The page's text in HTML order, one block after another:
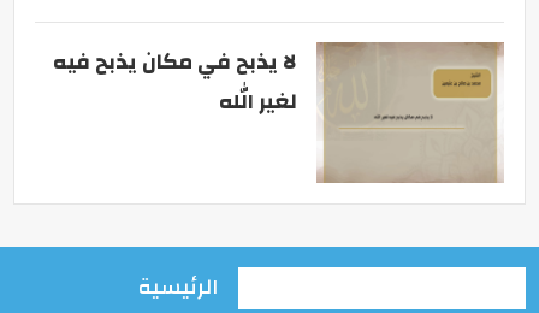
لا يذبح في مكان يذبح فيه
لغير الله
الرئيسية